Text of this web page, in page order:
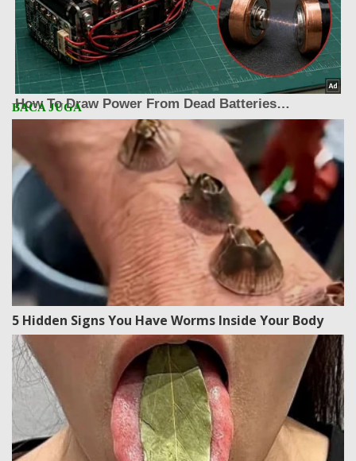
5 Hidden Signs You Have Worms Inside Your Body